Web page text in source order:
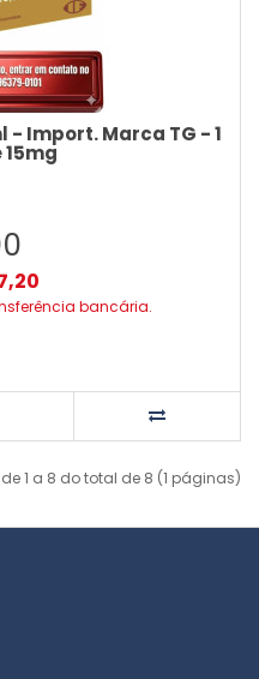
- Import. Marca TG - 1
15mg
bancária.
1 a 8 do total de 8 (1 páginas)